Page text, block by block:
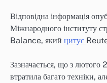
Відповідна інформація
Міжнародного інституту
Balance, який цитує
Зазначається, що з лютого
втратила багато техніки,